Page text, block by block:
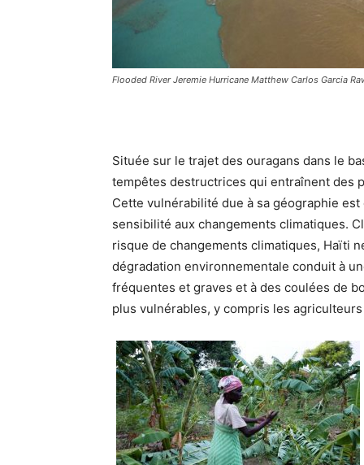
Flooded River Jeremie Hurricane Matthew Carlos Garcia
Située sur le trajet des ouragans dans le
tempêtes destructrices qui entraînent des
Cette vulnérabilité due à sa géographie
sensibilité aux changements climatiques.
risque de changements climatiques, Haïti
dégradation environnementale conduit à
fréquentes et graves et à des coulées de
plus vulnérables, y compris les